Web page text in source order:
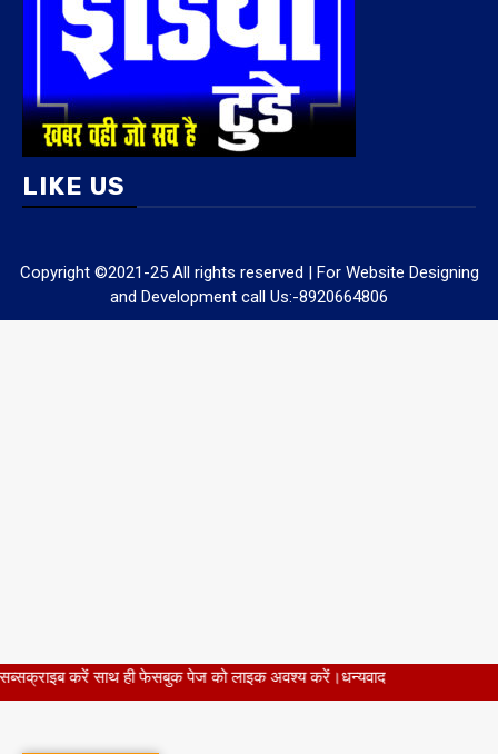
LIKE US
Copyright ©2021-25 All rights reserved | For Website Designing
and Development call Us:-8920664806
फेसबुक पेज को लाइक अवश्य करें।धन्यवाद